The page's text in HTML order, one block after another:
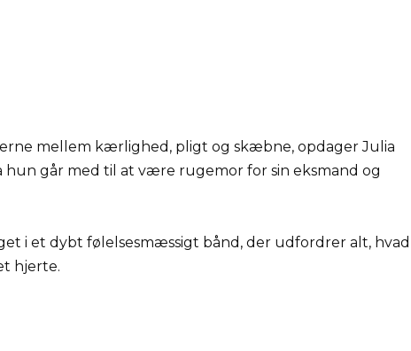
mellem kærlighed, pligt og skæbne, opdager Julia
går med til at være rugemor for sin eksmand og
i et dybt følelsesmæssigt bånd, der udfordrer alt, hvad
hjerte.